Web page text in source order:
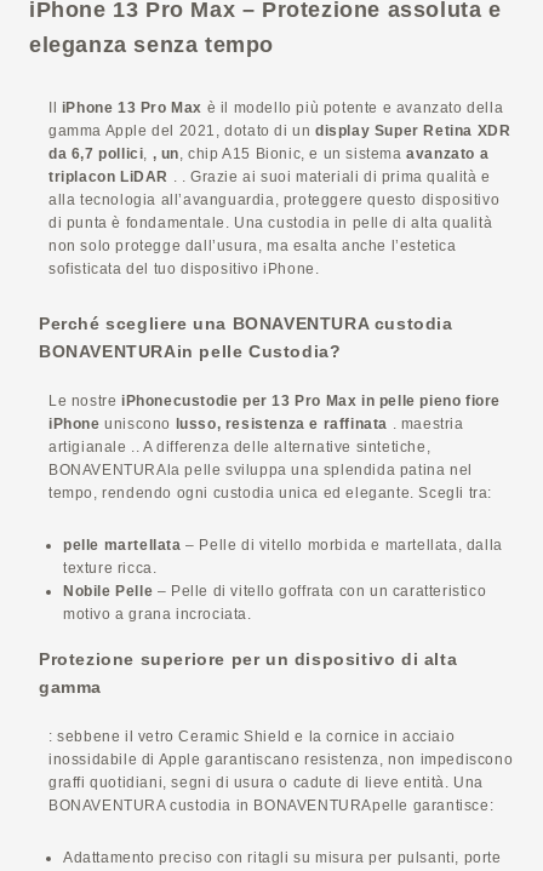
iPhone 13 Pro Max – Protezione assoluta e
eleganza senza tempo
iPhone 13 Pro Max è il modello più potente e avanzato della
gamma Apple del 2021, dotato di undisplay Super Retina XDR
da 6,7 pollici, , un, chip A15 Bionic, e un sistemaavanzato a
triplacon LiDAR . . Grazie ai suoi materiali di prima qualità e
alla tecnologia all’avanguardia, proteggere questo dispositivo
di punta è fondamentale. Una custodia in pelle di alta qualità
non solo protegge dall’usura, ma esalta anche l’estetica
sofisticata del tuo dispositivoiPhone .
Perché scegliere una BONAVENTURAcustodia
BONAVENTURAin pelleCustodia?
Le nostre iPhonecustodie per 13 Pro Max in pelle pieno fiore
iPhone uniscono lusso, resistenza e raffinata . maestria
artigianale .. A differenza delle alternative sintetiche,
BONAVENTURA la pelle sviluppa una splendida patina nel
tempo, rendendo ogni custodia unica ed elegante. Scegli tra:
pelle martellata – Pelle di vitello morbida e martellata, dalla
texture ricca.
Nobile Pelle – Pelle di vitello goffrata con un caratteristico
motivo a grana incrociata.
Protezione superiore per un dispositivo di alta
gamma
: sebbene il vetro Ceramic Shield e la cornice in acciaio
inossidabile di Apple garantiscano resistenza, non impediscono
graffi quotidiani, segni di usura o cadute di lieve entità. Una
BONAVENTURAcustodia in BONAVENTURApelle garantisce:
Adattamento preciso con ritagli su misura per pulsanti, porte